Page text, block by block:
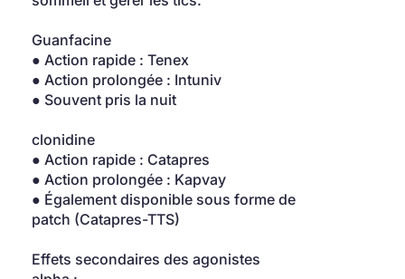
Guanfacine
● Action rapide : Tenex
● Action prolongée : Intuniv
● Souvent pris la nuit
clonidine
● Action rapide : Catapres
● Action prolongée : Kapvay
● Également disponible sous forme de
patch (Catapres-TTS)
Effets secondaires des agonistes